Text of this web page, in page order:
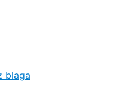
blaga